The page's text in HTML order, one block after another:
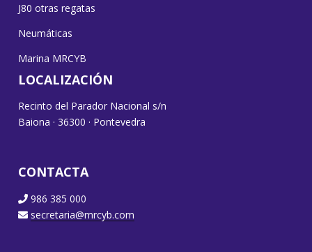
J80 otras regatas
Neumáticas
Marina MRCYB
LOCALIZACIÓN
Recinto del Parador Nacional s/n
Baiona · 36300 · Pontevedra
CONTACTA
986 385 000
secretaria@mrcyb.com